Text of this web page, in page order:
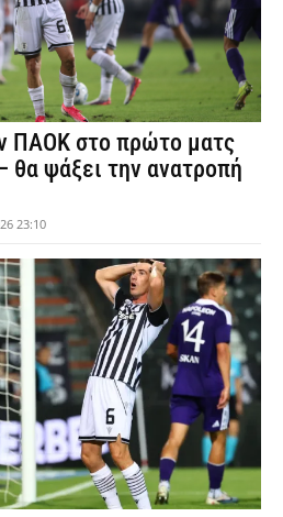
ΠΑΟΚ στο πρώτο ματς
θα ψάξει την ανατροπή
23:10